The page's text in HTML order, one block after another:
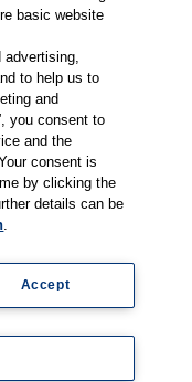
AGB
basic website
advertising,
to help us to
and
you consent to
and the
consent is
by clicking the
details can be
.
Accept